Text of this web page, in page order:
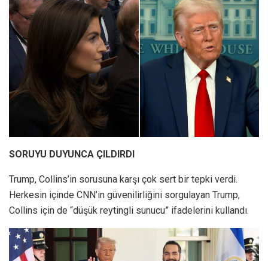
SORUYU DUYUNCA ÇILDIRDI
Trump, Collins’in sorusuna karşı çok sert bir tepki verdi.
Herkesin içinde CNN’in güvenilirliğini sorgulayan Trump,
Collins için de “düşük reytingli sunucu” ifadelerini kullandı.